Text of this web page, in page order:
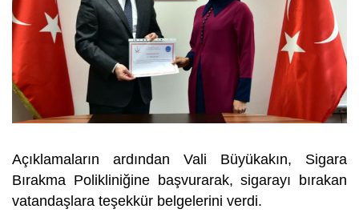
Açıklamaların ardından Vali Büyükakın, Sigara
Bırakma Polikliniğine başvurarak, sigarayı bırakan
vatandaşlara teşekkür belgelerini verdi.